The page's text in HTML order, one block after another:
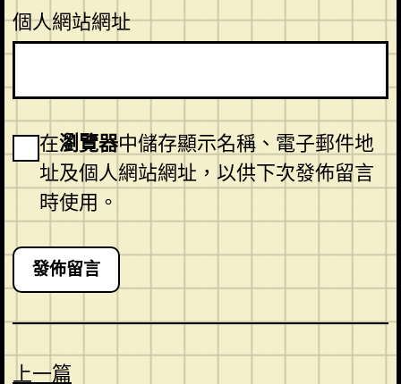
個人網站網址
在瀏覽器中儲存顯示名稱、電子郵件地
址及個人網站網址，以供下次發佈留言
時使用。
上一篇